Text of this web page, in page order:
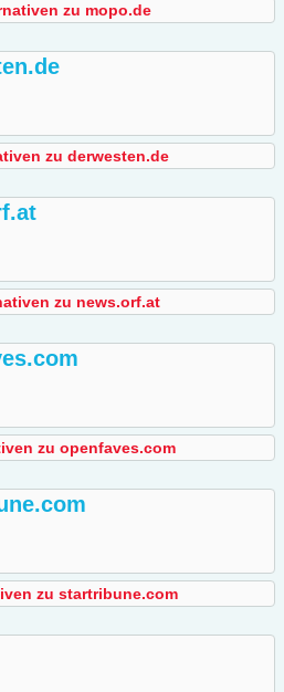
zu mopo.de
zu derwesten.de
zu news.orf.at
zu openfaves.com
zu startribune.com